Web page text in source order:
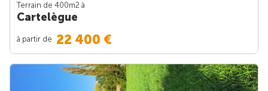
Terrain de 400m2 à
Cartelègue
à partir de 22 400 €